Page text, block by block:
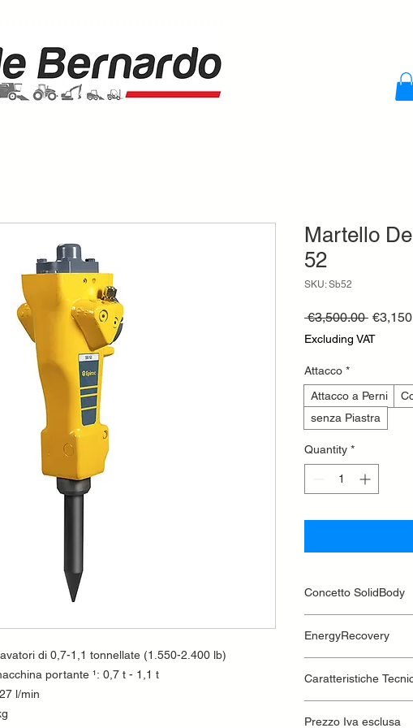
di 0,7-1,1 tonnellate (1.550-2.400 lb)
portante ¹: 0,7 t - 1,1 t
l/min
Martello
52
SKU: Sb52
€3,500.00 Regular
Price
Excluding VAT
Attacco *
Attacco a Perni
senza Piastra
Quantity *
Concetto SolidBody
guida in un unico
numero totale delle
elementi
manovrabilità. Il
EnergyRecovery
utilizzata per
necessità di ulteriori
ridurre le vibrazioni.
Caratteristiche
Classe di peso della
Prezzo Iva esclusa